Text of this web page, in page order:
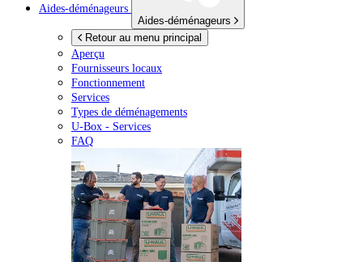
Aides-déménageurs
Aides-déménageurs
Retour au menu principal
Aperçu
Fournisseurs locaux
Fonctionnement
Services
Types de déménagements
U-Box - Services
FAQ